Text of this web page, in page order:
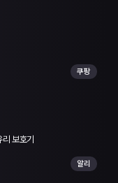
쿠팡
보호기
알리